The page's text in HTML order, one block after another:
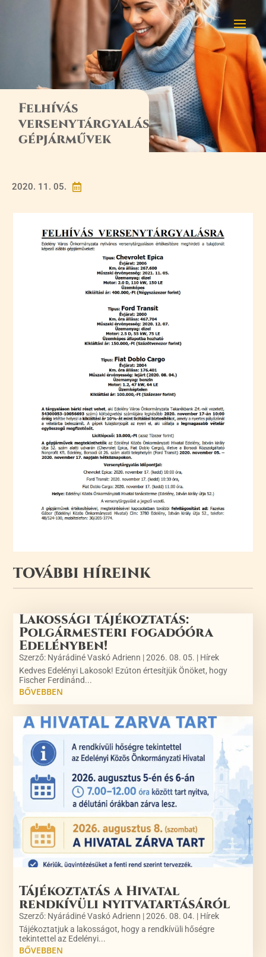
Felhívás
versenytárgyalásra,
gépjárművek

2020. 11. 05.
TOVÁBBI HÍREINK
Lakossági tájékoztatás:
Polgármesteri fogadóóra
Edelényben!
Szerző: Nyárádiné Vaskó Adrienn |2026. 08. 05. | Hírek
Kedves Edelényi Lakosok! Ezúton értesítjük Önöket, hogy
Fischer Ferdinánd...
BŐVEBBEN
Tájékoztatás a Hivatal
rendkívüli nyitvatartásáról
Szerző: Nyárádiné Vaskó Adrienn |2026. 08. 04. | Hírek
Tájékoztatjuk a lakosságot, hogy a rendkívüli hőségre
tekintettel az Edelényi...
BŐVEBBEN